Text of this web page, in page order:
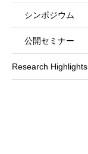
シンポジウム
公開セミナー
Research Highlights